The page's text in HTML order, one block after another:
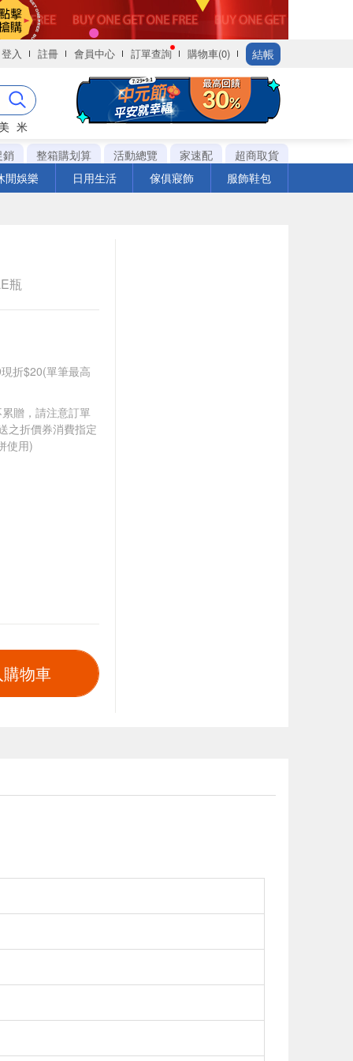
登入 註冊 會員中心 訂單查詢 購物車(0) 結帳
米
銷
整箱購划算 活動總覽 家速配
超商取貨
閒娛樂
日用生活 傢俱寢飾 服飾鞋包
瓶
折$20(單筆最高
贈，請注意訂單
之折價券消費指定
使用)
物車